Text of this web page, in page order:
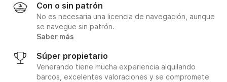
Con o sin patrón
No es necesaria una licencia de navegación, aunque
se navegue sin patrón.
Saber más
Súper propietario
Venerando tiene mucha experiencia alquilando
barcos, excelentes valoraciones y se compromete